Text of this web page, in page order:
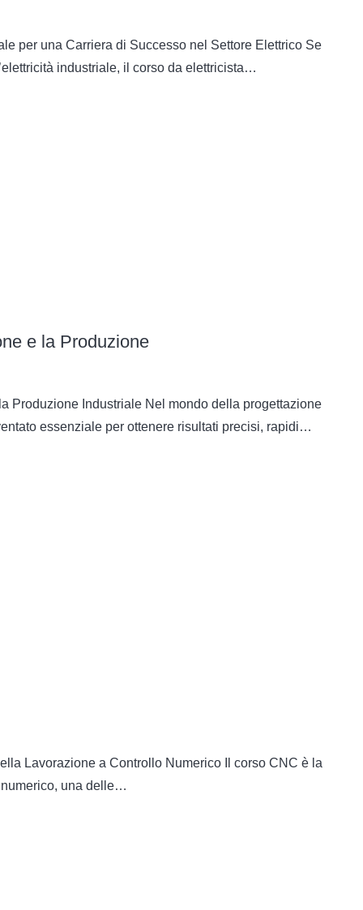
per una Carriera di Successo nel Settore Elettrico Se
industriale, il corso da elettricista…
e la Produzione
Produzione Industriale Nel mondo della progettazione
essenziale per ottenere risultati precisi, rapidi…
Lavorazione a Controllo Numerico Il corso CNC è la
una delle…